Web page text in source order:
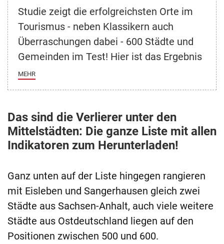
Studie zeigt die erfolgreichsten Orte im
Tourismus - neben Klassikern auch
Überraschungen dabei - 600 Städte und
Gemeinden im Test! Hier ist das Ergebnis
MEHR
Das sind die Verlierer unter den
Mittelstädten: Die ganze Liste mit allen
Indikatoren zum Herunterladen!
Ganz unten auf der Liste hingegen rangieren
mit Eisleben und Sangerhausen gleich zwei
Städte aus Sachsen-Anhalt, auch viele weitere
Städte aus Ostdeutschland liegen auf den
Positionen zwischen 500 und 600.